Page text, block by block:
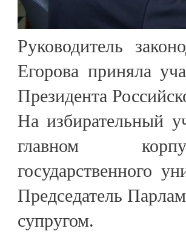
Руководитель
Егорова приняла
Президента
На избирательный
главном
государственного
Председатель
супругом.